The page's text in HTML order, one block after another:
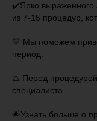
✔️Ярко выраженного
из 7-15 процедур,
💛 Мы поможем
период.
⚠️ Перед
специалиста.
🌟Узнать больше о